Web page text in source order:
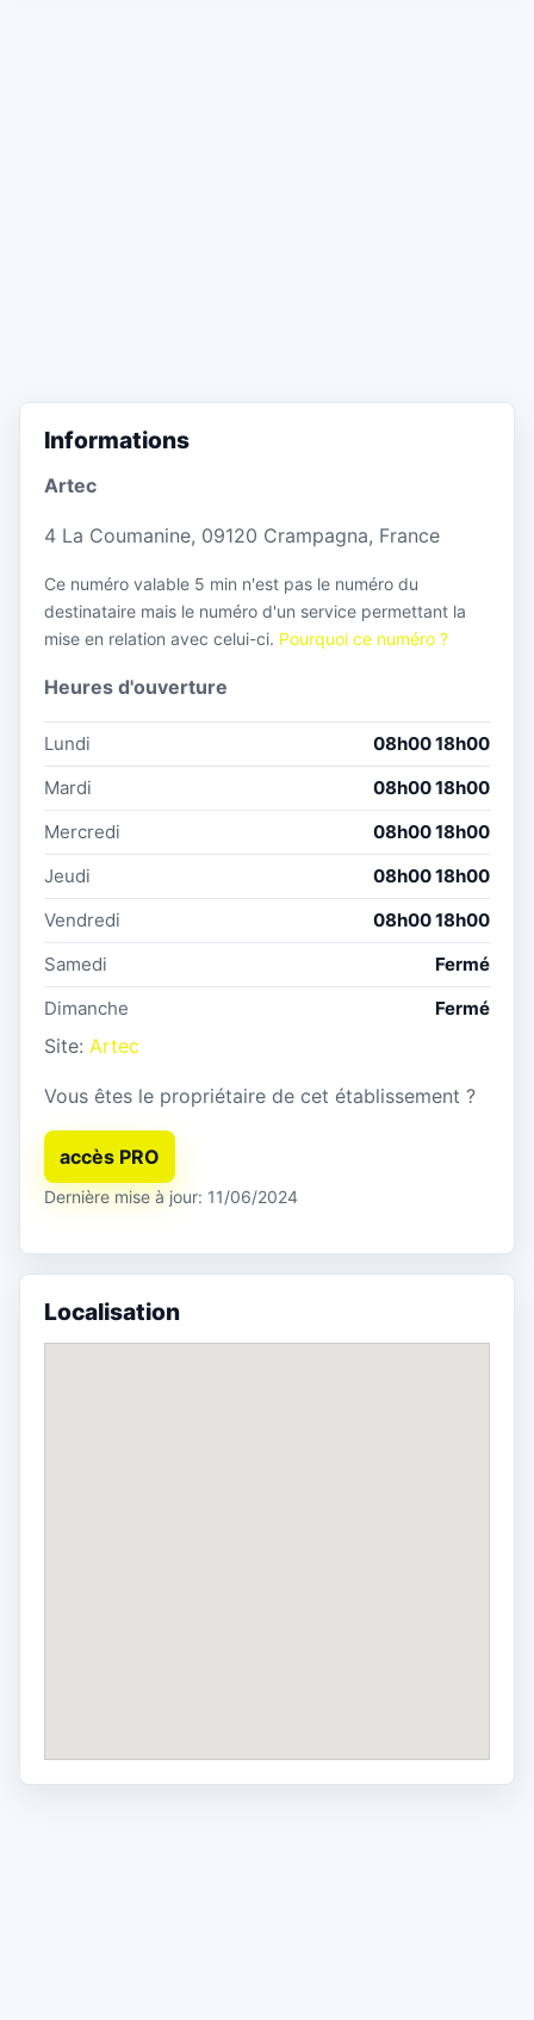
Informations
Artec
4 La Coumanine, 09120 Crampagna, France
Ce numéro valable 5 min n'est pas le numéro du
destinataire mais le numéro d'un service permettant la
mise en relation avec celui-ci. Pourquoi ce numéro ?
Heures d'ouverture
Lundi
08h00 18h00
Mardi
08h00 18h00
Mercredi
08h00 18h00
Jeudi
08h00 18h00
Vendredi
08h00 18h00
Samedi
Fermé
Dimanche
Fermé
Site: Artec
Vous êtes le propriétaire de cet établissement ?
accès PRO
Dernière mise à jour: 11/06/2024
Localisation